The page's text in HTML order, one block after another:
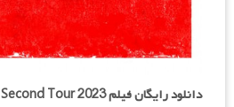
دانلود رایگان فیلمSecond Tour 2023